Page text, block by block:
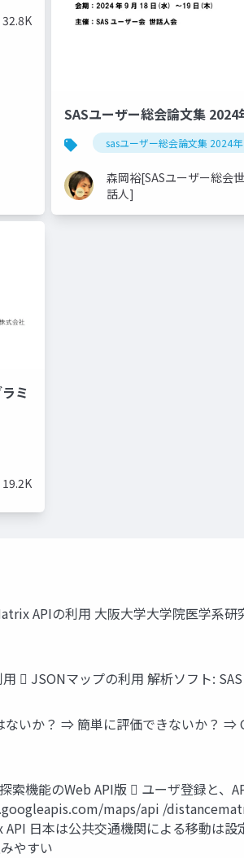
32.8K
SASユーザー総会論文集 2024
sasユーザー総会論文集 2024年
森岡裕[SASユーザー総会世
話人]
ミ
19.2K
APIの利用 大阪大学大学院医学系
 JSONマップの利用 解析ソフト:
いか？ ⇒ 簡単に評価できないか？
機能のWeb API版  ユーザ登録と、
maps/api /
日本は公共交通機関による移動は
やすい